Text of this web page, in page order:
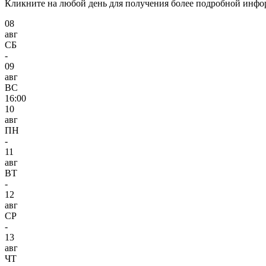
Кликните на любой день для получения более подробной
08
авг
СБ
-
09
авг
ВС
16:00
10
авг
ПН
-
11
авг
ВТ
-
12
авг
СР
-
13
авг
ЧТ